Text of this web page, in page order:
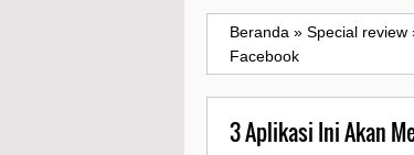
Beranda » Special review
Facebook
3 Aplikasi Ini Akan